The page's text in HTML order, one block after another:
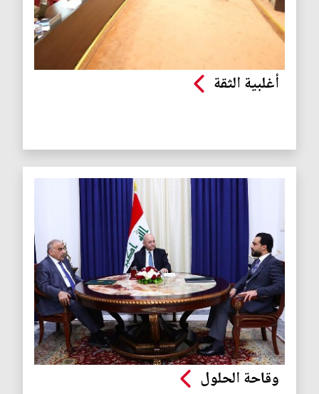
أغلبية الثقة
وقاحة الحلول